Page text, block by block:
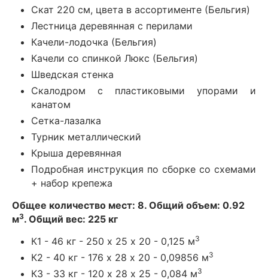
Скат 220 см, цвета в ассортименте (Бельгия)
Лестница деревянная с перилами
Качели-лодочка (Бельгия)
Качели со спинкой Люкс (Бельгия)
Шведская стенка
Скалодром с пластиковыми упорами и
канатом
Сетка-лазалка
Турник металлический
Крыша деревянная
Подробная инструкция по сборке со схемами
+ набор крепежа
Общее количество мест: 8. Общий объем: 0.92
м3. Общий вес: 225 кг
К1 - 46 кг - 250 х 25 х 20 - 0,125 м3
К2 - 40 кг - 176 х 28 х 20 - 0,09856 м3
К3 - 33 кг - 120 х 28 х 25 - 0,084 м3